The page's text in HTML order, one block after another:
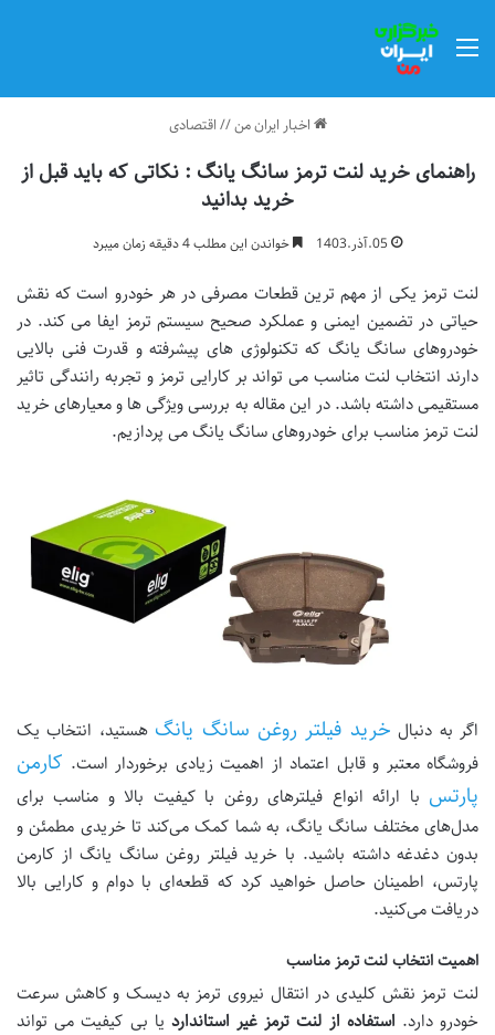
اخبار ایران من// اقتصادی
راهنمای خرید لنت ترمز سانگ یانگ : نکاتی که باید قبل از
خرید بدانید
05.آذر.1403 خواندن این مطلب 4 دقیقه زمان میبرد
لنت ترمز یکی از مهم ترین قطعات مصرفی در هر خودرو است که نقش
حیاتی در تضمین ایمنی و عملکرد صحیح سیستم ترمز ایفا می کند. در
خودروهای سانگ یانگ که تکنولوژی های پیشرفته و قدرت فنی بالایی
دارند انتخاب لنت مناسب می تواند بر کارایی ترمز و تجربه رانندگی تاثیر
مستقیمی داشته باشد. در این مقاله به بررسی ویژگی ها و معیارهای خرید
لنت ترمز مناسب برای خودروهای سانگ یانگ می پردازیم.
اگر به دنبال خرید فیلتر روغن سانگ یانگ هستید، انتخاب یک
فروشگاه معتبر و قابل اعتماد از اهمیت زیادی برخوردار است. کارمن
پارتس با ارائه انواع فیلترهای روغن با کیفیت بالا و مناسب برای
مدل‌های مختلف سانگ یانگ، به شما کمک می‌کند تا خریدی مطمئن و
بدون دغدغه داشته باشید. با خرید فیلتر روغن سانگ یانگ از کارمن
پارتس، اطمینان حاصل خواهید کرد که قطعه‌ای با دوام و کارایی بالا
دریافت می‌کنید.
اهمیت انتخاب لنت ترمز مناسب
لنت ترمز نقش کلیدی در انتقال نیروی ترمز به دیسک و کاهش سرعت
خودرو دارد. استفاده از لنت ترمز غیر استاندارد یا بی کیفیت می تواند